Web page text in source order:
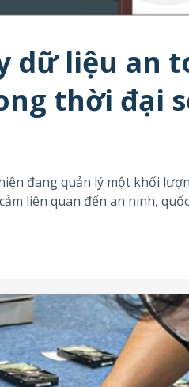
dữ liệu an
thời đại
đang quản lý một khối
liên quan đến an ninh,